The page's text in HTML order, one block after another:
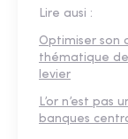
Lire ausi :
Optimiser son
thématique de
levier
L’or n’est pas
banques